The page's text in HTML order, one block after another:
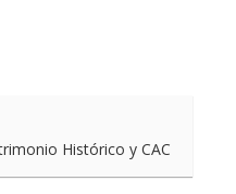
Histórico y CAC